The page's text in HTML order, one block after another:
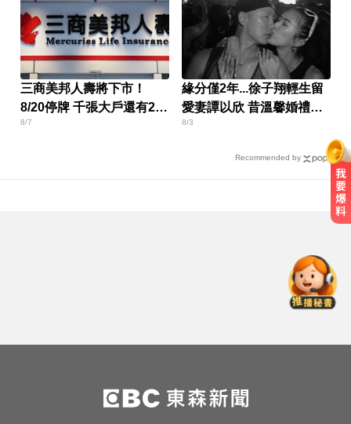
三商美邦人壽將下市！
8/20停牌 千張大戶還有252
人
8/7
緣分僅2年...徐子翔輕生留
愛妻譚以欣 昔溫馨婚禮畫
面曝
8/3
Recommended by
專家揭背後真相
AI「成人伴侶」機器人真的來了！
可喬165種姿勢售價曝